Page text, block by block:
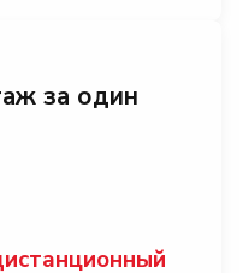
за один